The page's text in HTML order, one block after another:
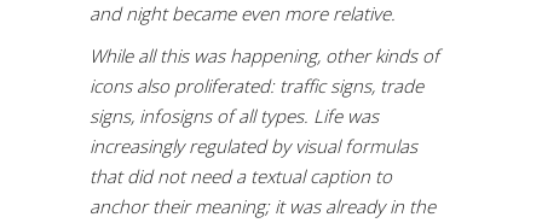
and night became even more relative.
While all this was happening, other kinds of
icons also proliferated: traffic signs, trade
signs, infosigns of all types. Life was
increasingly regulated by visual formulas
that did not need a textual caption to
anchor their meaning; it was already in the